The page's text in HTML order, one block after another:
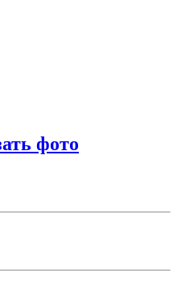
фото